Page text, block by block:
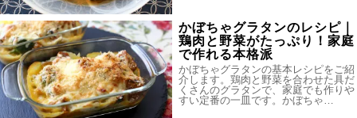
かぼちゃグラタンのレシピ｜
鶏肉と野菜がたっぷり！家庭
で作れる本格派
かぼちゃグラタンの基本レシピをご紹
介します。鶏肉と野菜を合わせた具だ
くさんのグラタンで、家庭でも作りや
すい定番の一皿です。かぼちゃ…